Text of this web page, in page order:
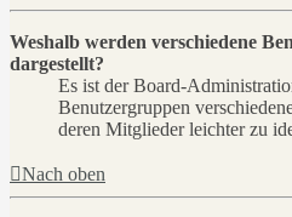
Weshalb werden verschiedene
dargestellt?
Es ist der Board-
Benutzergruppen
deren Mitglieder leichter zu
Nach oben